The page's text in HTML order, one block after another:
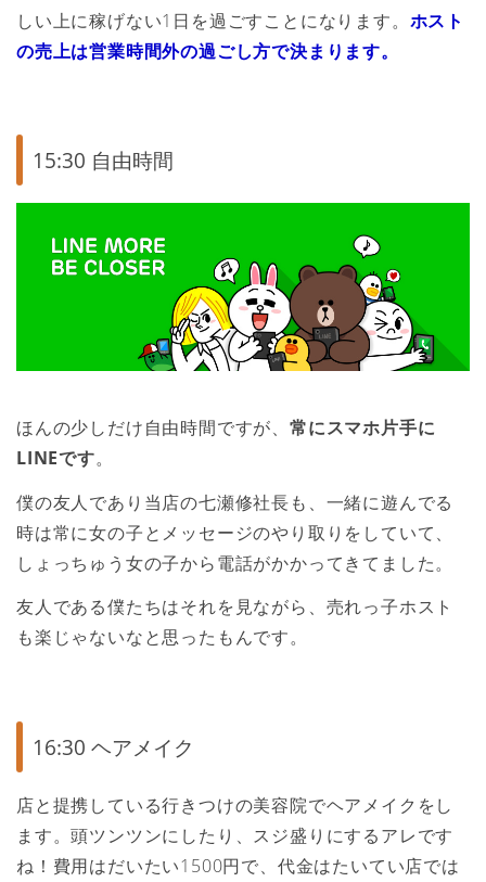
しい上に稼げない1日を過ごすことになります。 ホスト
の売上は営業時間外の過ごし方で決まります。
15:30 自由時間
ほんの少しだけ自由時間ですが、 常にスマホ片手に
LINEです。
僕の友人であり当店の七瀬修社長も、一緒に遊んでる
時は常に女の子とメッセージのやり取りをしていて、
しょっちゅう女の子から電話がかかってきてました。
友人である僕たちはそれを見ながら、売れっ子ホスト
も楽じゃないなと思ったもんです。
16:30 ヘアメイク
店と提携している行きつけの美容院でヘアメイクをし
ます。頭ツンツンにしたり、スジ盛りにするアレです
ね！費用はだいたい1500円で、代金はたいてい店では